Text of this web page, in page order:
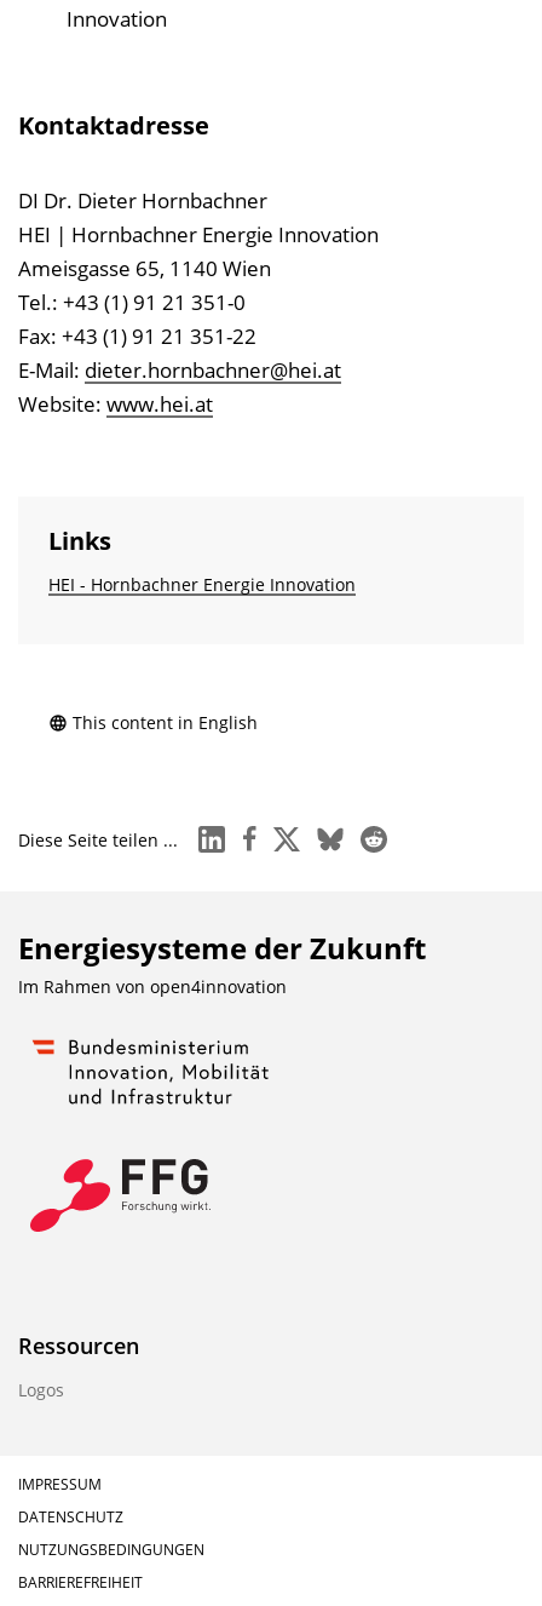
Innovation
Kontaktadresse
DI Dr. Dieter Hornbachner
HEI | Hornbachner Energie Innovation
Ameisgasse 65, 1140 Wien
Tel.: +43 (1) 91 21 351-0
Fax: +43 (1) 91 21 351-22
E-Mail: dieter.hornbachner@hei.at
Website: www.hei.at
Links
HEI - Hornbachner Energie Innovation
This content in English
Diese Seite teilen ... linkedinfacebook
x blueskyreddit
Energiesysteme der Zukunft
Im Rahmen von open4innovation
Ressourcen
Logos
IMPRESSUM
DATENSCHUTZ
NUTZUNGSBEDINGUNGEN
BARRIEREFREIHEIT